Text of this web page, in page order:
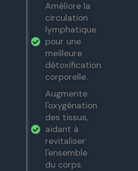
Améliore la
circulation
lymphatique
pour une
meilleure
détoxification
corporelle.
Augmente
l'oxygénation
des tissus,
aidant à
revitaliser
l'ensemble
du corps.